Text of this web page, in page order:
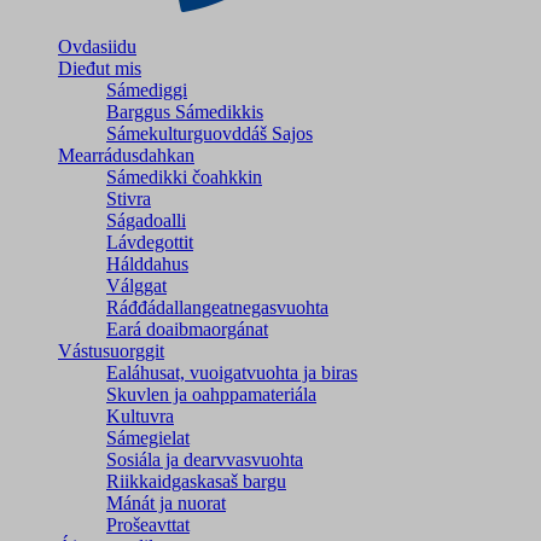
Ovdasiidu
Dieđut mis
Sámediggi
Barggus Sámedikkis
Sámekulturguovddáš Sajos
Mearrádusdahkan
Sámedikki čoahkkin
Stivra
Ságadoalli
Lávdegottit
Hálddahus
Válggat
Ráđđádallangeatnegas­vuohta
Eará doaibmaorgánat
Vástusuorggit
Ealáhusat, vuoigatvuohta ja biras
Skuvlen ja oahppamateriála
Kultuvra
Sámegielat
Sosiála ja dearvvasvuohta
Riikkaidgaskasaš bargu
Mánát ja nuorat
Prošeavttat